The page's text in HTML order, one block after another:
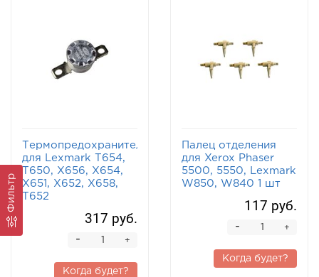
Фильтр
Термопредохранитель
для Lexmark T654,
T650, X656, X654,
X651, X652, X658,
T652
317 руб.
+
-
Когда будет?
Палец отделения
для Xerox Phaser
5500, 5550, Lexmark
W850, W840 1 шт
117 руб.
+
-
Когда будет?